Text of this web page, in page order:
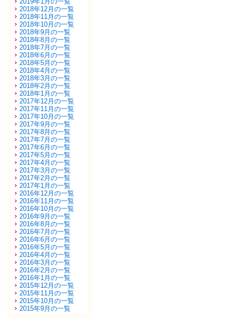
2018年12月の一覧
2018年11月の一覧
2018年10月の一覧
2018年9月の一覧
2018年8月の一覧
2018年7月の一覧
2018年6月の一覧
2018年5月の一覧
2018年4月の一覧
2018年3月の一覧
2018年2月の一覧
2018年1月の一覧
2017年12月の一覧
2017年11月の一覧
2017年10月の一覧
2017年9月の一覧
2017年8月の一覧
2017年7月の一覧
2017年6月の一覧
2017年5月の一覧
2017年4月の一覧
2017年3月の一覧
2017年2月の一覧
2017年1月の一覧
2016年12月の一覧
2016年11月の一覧
2016年10月の一覧
2016年9月の一覧
2016年8月の一覧
2016年7月の一覧
2016年6月の一覧
2016年5月の一覧
2016年4月の一覧
2016年3月の一覧
2016年2月の一覧
2016年1月の一覧
2015年12月の一覧
2015年11月の一覧
2015年10月の一覧
2015年9月の一覧